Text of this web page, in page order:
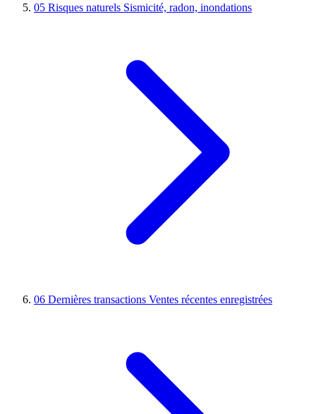
05 Risques naturels Sismicité, radon, inondations
06 Dernières transactions Ventes récentes enregistrées